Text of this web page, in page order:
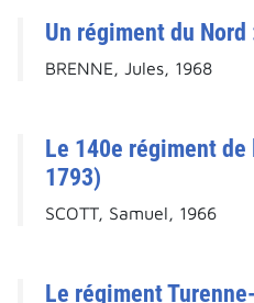
Un régiment du
BRENNE, Jules, 1968
Le 140e régiment
1793)
SCOTT, Samuel, 1966
Le régiment